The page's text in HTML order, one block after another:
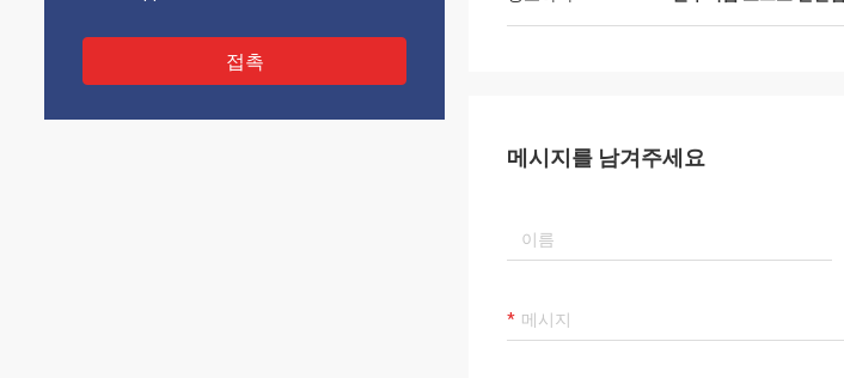
접촉
메시지를 남겨주세요